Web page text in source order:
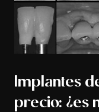
Implantes
precio: ¿es